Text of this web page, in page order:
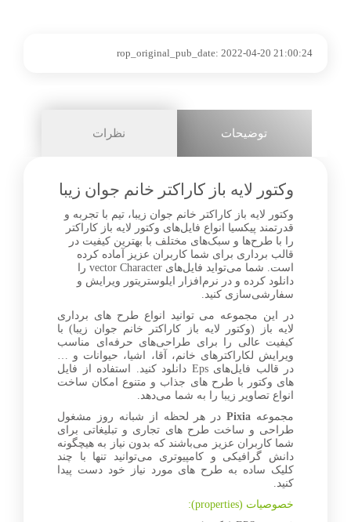
3+
rop_original_pub_date: 2022-04-20 21:00:24
توضیحات نظرات
وکتور لایه باز کاراکتر خانم جوان زیبا
وکتور لایه باز کاراکتر خانم جوان زیبا، تیم با تجربه و
قدرتمند پیکسیا انواع فایل‌های وکتور لایه باز کاراکتر
را با طرح‌ها و سبک‌های مختلف با بهترین کیفیت در
قالب برداری برای شما کاربران عزیز آماده کرده
است. شما می‌تواید فایل‌های vector Character را
دانلود کرده و در نرم‌افزار ایلوستریتور ویرایش و
سفارشی‌سازی کنید.
در این مجموعه می توانید انواع طرح های برداری
لایه باز (وکتور لایه باز کاراکتر خانم جوان زیبا) با
کیفیت عالی را برای طراحی‌های حرفه‌ای مناسب
ویرایش لکاراکترهای خانم، آقا، اشیا، حیوانات و …
در قالب فایل‌های Eps دانلود کنید. استفاده از فایل
های وکتور با طرح های جذاب و متنوع امکان ساخت
انواع تصاویر زیبا را به شما می‌دهد.
مجموعه Pixia در هر لحظه از شبانه روز مشغول
طراحی و ساخت طرح های تجاری و تبلیغاتی برای
شما کاربران عزیز می‌باشند که بدون نیاز به هیچگونه
دانش گرافیکی و کامپیوتری می‌توانید تنها با چند
کلیک ساده به طرح های مورد نیاز خود دست پیدا
کنید.
خصوصیات (properties):